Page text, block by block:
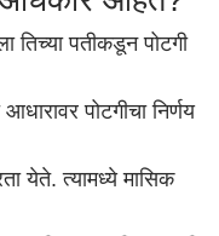
तिच्या पतीकडून पोटगी
पोटगीचा निर्णय
येते. त्यामध्ये मासिक